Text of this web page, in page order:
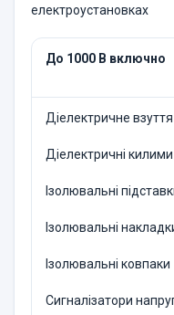
електроустановках
До 1000 В включно
Діелектричне взуття
Діелектричні килими
Ізолювальні
Ізолювальні
Ізолювальні ковпаки
Сигналізатори